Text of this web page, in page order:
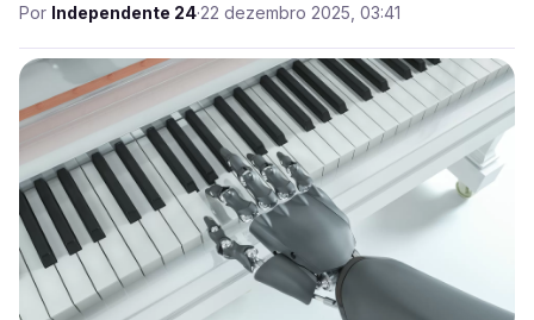
Por Independente 24·22 dezembro 2025, 03:41